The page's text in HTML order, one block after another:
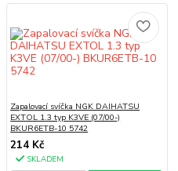
Zapalovací svíčka NGK DAIHATSU
EXTOL 1.3 typ K3VE (07/00-)
BKUR6ETB-10 5742
214 Kč
SKLADEM